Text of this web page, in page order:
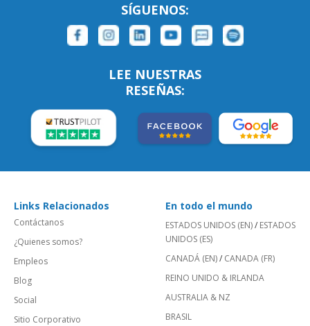
SÍGUENOS:
LEE NUESTRAS
RESEÑAS:
Links Relacionados
Contáctanos
¿Quienes somos?
Empleos
Blog
Social
Sitio Corporativo
En todo el mundo
ESTADOS UNIDOS (EN)/ ESTADOS
UNIDOS (ES)
CANADÁ (EN)/ CANADA (FR)
REINO UNIDO & IRLANDA
AUSTRALIA & NZ
BRASIL